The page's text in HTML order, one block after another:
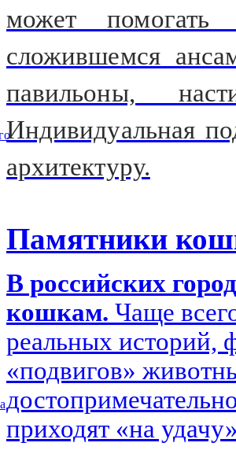
может помогать
сложившемся
павильоны,
Индивидуальная
архитектуру.
Памятники
В российских
кошкам. Чаще
реальных историй,
«подвигов»
приходят «на